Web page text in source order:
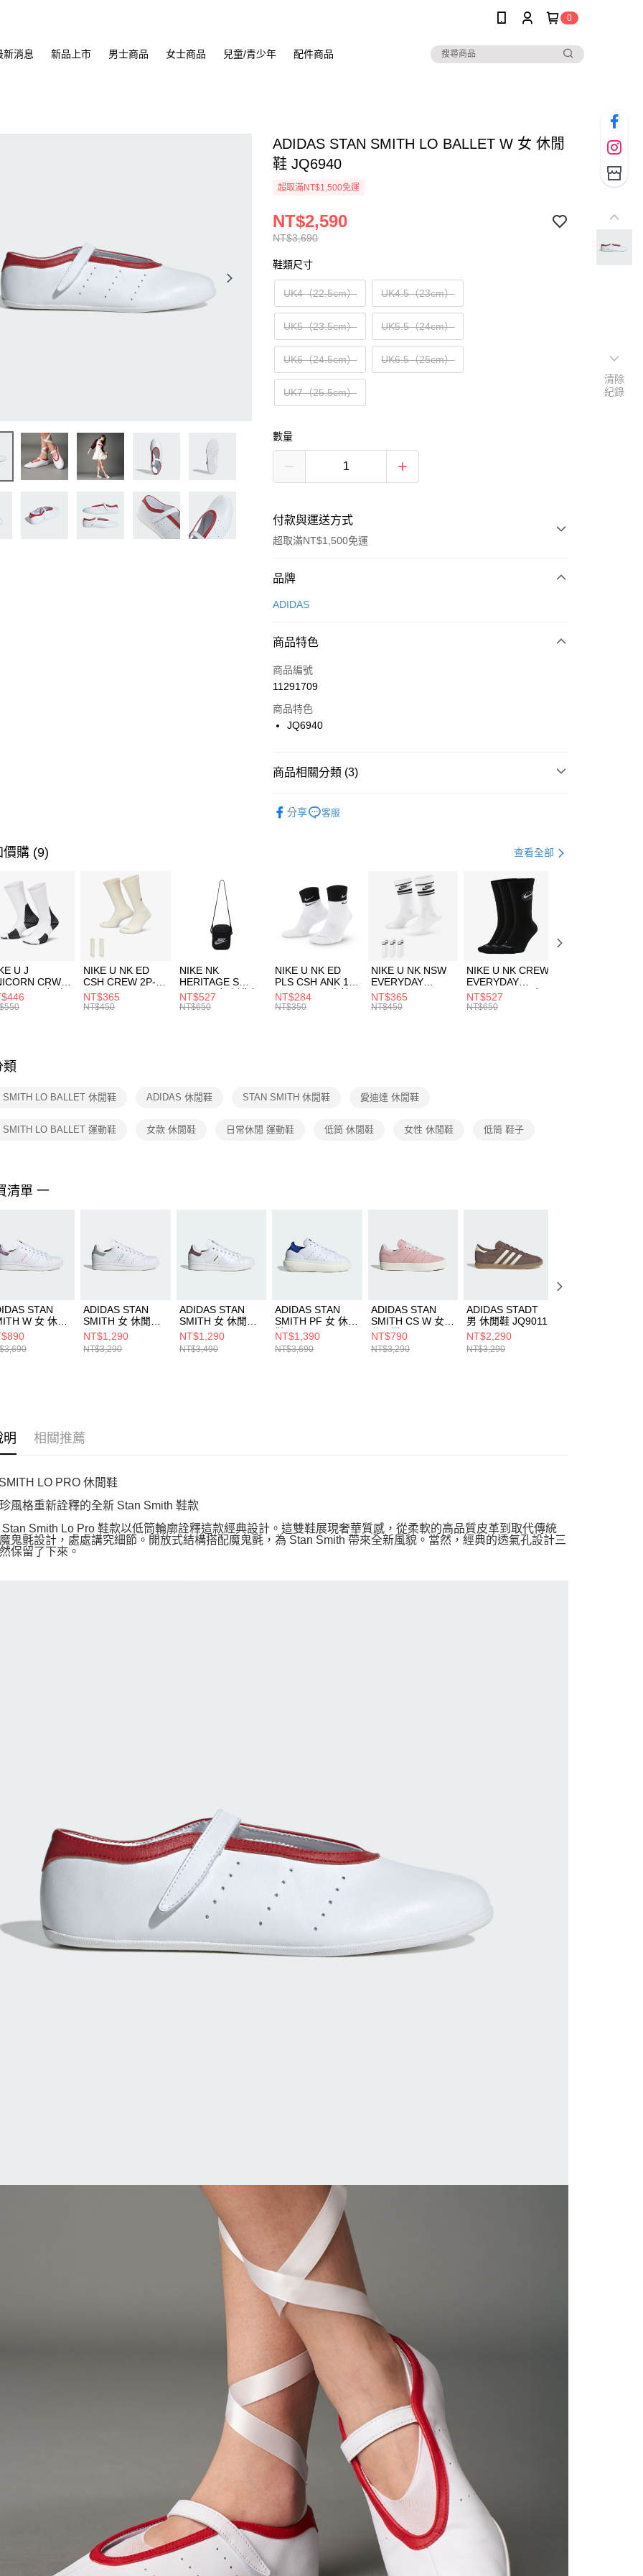
0
新消息 新品上市 男士商品 女士商品 兒童/青少年 配件商品
ADIDAS STAN SMITH LO BALLET W 女 休閒
鞋 JQ6940
超取滿NT$1,500免運
NT$3,690
NT$2,590
鞋類尺寸
UK4（22.5cm） UK4.5（23cm）
UK5（23.5cm） UK5.5（24cm）
UK6（24.5cm） UK6.5（25cm）
UK7（25.5cm）
數量
付款與運送方式
超取滿NT$1,500免運
付款方式
信用卡一次付款
合作金庫商業銀行
華南商業銀行
上海商業儲蓄銀行
國泰世華商業銀行
聯邦商業銀行
台新國際商業銀行
LINE Pay
Apple Pay
悠遊付
【關於「AFTEE先享後付」】
３．安心：先確認商品／服務後，再付款。
【「AFTEE先享後付」結帳流程】
１．於結帳方式選擇「AFTEE先享後付」後，將跳轉至「AFTEE先享後
付」結帳頁面，進行簡訊認證並確認金額後，即可完成結帳。
２．訂單成立數日內，您將收到繳費通知簡訊。
３．收到繳費通知簡訊後14天內，點擊此簡訊中的連結，可透過四大超商
／ATM／網路銀行／等多元方式進行付款，方視為交易完成。
※ 請注意：結帳手續完成當下不需立刻繳費，但若您需要取消訂單，請聯
絡購買商品的店家。未經商家同意取消之訂單仍視為有效，需透過AFTEE
先享後付繳納相關費用。
１．透過由恩沛科技股份有限公司提供之「AFTEE先享後付」服務完成之
交易，需依本服務之必要範圍內提供個人資料，並將交易相關給付款項請
２．關於個人資料處理事宜，請瀏覽以下網址：
形，恩沛科技股份有限公司將有權停止該用戶之使用額度並採取法律行
動。
每筆NT$100，滿NT$1,500(含以上)免運費
每筆NT$100，滿NT$1,500(含以上)免運費
付款後門市自取
每筆NT$100，滿NT$1,500(含以上)免運費
品牌
ADIDAS
商品特色
商品編號
11291709
商品特色
JQ6940
商品相關分類 (3)
分享 客服
價購 (9) 查看全部
U J
CRW
-160 男女 中
FZ3393100
NIKE U NK ED
CSH CREW 2P-
144 EMBRDY 男
女 短統襪
NT$365
NT$450
NIKE NK
HERITAGE S
SMIT 男女 側背包
BA5871010
NT$527
NT$650
NIKE U NK ED
PLS CSH ANK 1P
144 DBL 男 中統
襪 DH4058104
NT$284
NT$350
NIKE U NK NSW
EVERYDAY
ESSENTIAL CR
男女 短統襪
NT$365
NT$450
NIKE U NK CREW
EVERYDAY
BBALL 3PR 男女
長統襪
NT$527
NT$650
類
SMITH LO BALLET 休閒鞋 ADIDAS 休閒鞋 STAN SMITH 休閒鞋 愛迪達 休閒鞋
SMITH LO BALLET 運動鞋 女款 休閒鞋 日常休閒 運動鞋 低筒 休閒鞋 女性 休閒鞋 低筒 鞋子
清單 一
STAN
W 女 休閒
ADIDAS STAN
SMITH 女 休閒鞋
ID5781
NT$1,290
NT$3,290
ADIDAS STAN
SMITH 女 休閒鞋
IF6994
NT$1,290
NT$3,490
ADIDAS STAN
SMITH PF 女 休閒
鞋 IE0451
NT$1,390
NT$3,690
ADIDAS STAN
SMITH CS W 女
休閒鞋 IG0345
NT$790
NT$3,290
ADIDAS STADT
男 休閒鞋 JQ9011
NT$2,290
NT$3,290
明 相關推薦
LO PRO 休閒鞋
風格重新詮釋的全新 Stan Smith 鞋款
Smith Lo Pro 鞋款以低筒輪廓詮釋這款經典設計。這雙鞋展現奢華質感，從柔軟的高品質皮革到取代傳統
鬼氈設計，處處講究細節。開放式結構搭配魔鬼氈，為 Stan Smith 帶來全新風貌。當然，經典的透氣孔設計三
保留了下來。
清除
紀錄